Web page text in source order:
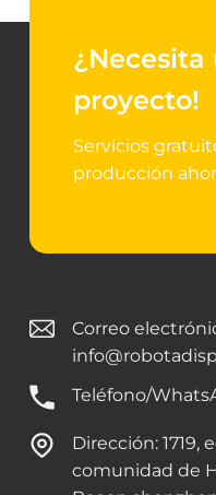
proyecto!
Servicios
producción
Correo
Teléfono/
Dirección: 1719,
comunidad de